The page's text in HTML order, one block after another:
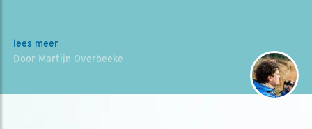
lees meer
Door Martijn Overbeeke